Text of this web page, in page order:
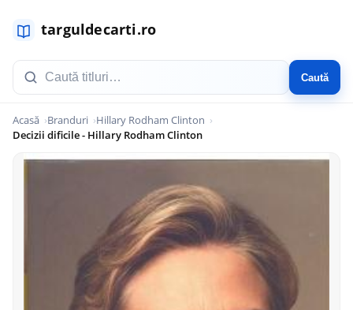
Caută
Acasă Branduri
Hillary Rodham Clinton
Decizii dificile - Hillary Rodham Clinton